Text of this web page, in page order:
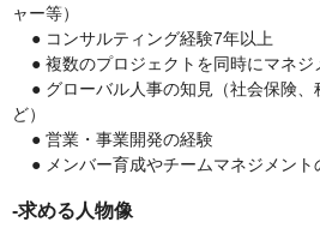
ャー等）
● コンサルティング経験7年以上
● 複数のプロジェクトを同時にマネジ
● グローバル人事の知見（社会保険
ど）
● 営業・事業開発の経験
● メンバー育成やチームマネジメント
-求める人物像